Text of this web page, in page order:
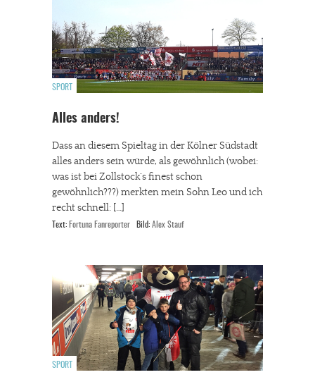
SPORT
Alles anders!
Dass an diesem Spieltag in der Kölner Südstadt
alles anders sein würde, als gewöhnlich (wobei:
was ist bei Zollstock`s finest schon
gewöhnlich???) merkten mein Sohn Leo und ich
recht schnell: […]
Text: Fortuna Fanreporter Bild: Alex Stauf
SPORT